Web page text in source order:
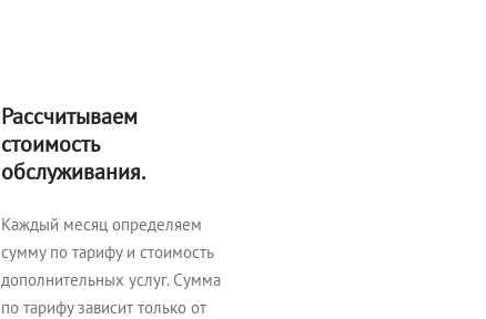
Рассчитываем
стоимость
обслуживания.
Каждый месяц определяем
сумму по тарифу и стоимость
дополнительных услуг. Сумма
по тарифу зависит только от